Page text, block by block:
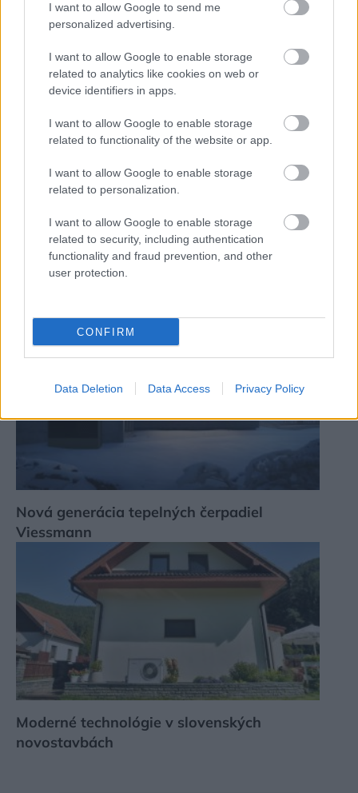
I want to allow Google to send me
personalized advertising.
I want to allow Google to enable storage
related to analytics like cookies on web or
device identifiers in apps.
I want to allow Google to enable storage
related to functionality of the website or app.
I want to allow Google to enable storage
related to personalization.
I want to allow Google to enable storage
related to security, including authentication
functionality and fraud prevention, and other
user protection.
CONFIRM
Data Deletion Data Access Privacy Policy
ponúknuť?
Prečo čakať, keď teraz je najvyšší čas
vykurovať eko-vedome?
Nová generácia tepelných čerpadiel
Viessmann
Moderné technológie v slovenských
novostavbách